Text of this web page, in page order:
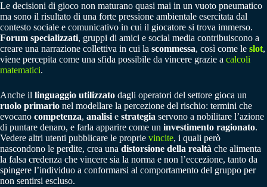
Le decisioni di gioco non maturano quasi mai in un vuoto pneumatico
ma sono il risultato di una forte pressione ambientale esercitata dal
contesto sociale e comunicativo in cui il giocatore si trova immerso.
Forum specializzati, gruppi di amici e social media contribuiscono a
creare una narrazione collettiva in cui la scommessa, così come le slot,
viene percepita come una sfida possibile da vincere grazie a calcoli
matematici.
Anche il linguaggio utilizzato dagli operatori del settore gioca un
ruolo primario nel modellare la percezione del rischio: termini che
evocano competenza, analisi e strategia servono a nobilitare l’azione
di puntare denaro, e farla apparire come un investimento ragionato.
Vedere altri utenti pubblicare le proprie vincite, i quali però
nascondono le perdite, crea una distorsione della realtà che alimenta
la falsa credenza che vincere sia la norma e non l’eccezione, tanto da
spingere l’individuo a conformarsi al comportamento del gruppo per
non sentirsi escluso.